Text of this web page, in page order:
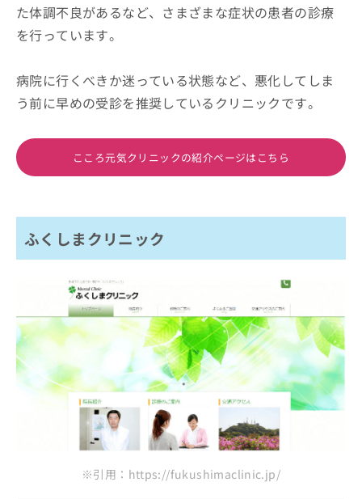
た体調不良があるなど、さまざまな症状の患者の診療
を行っています。
病院に行くべきか迷っている状態など、悪化してしま
う前に早めの受診を推奨しているクリニックです。
こころ元気クリニックの紹介ページはこちら
ふくしまクリニック
※引用：https://fukushimaclinic.jp/